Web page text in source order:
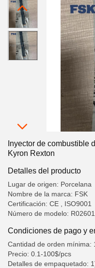
Rexton
Inyector de combustible
Kyron Rexton
Detalles del producto
Lugar de origen: Porcelana
Nombre de la marca: FSK
Certificación: CE , ISO9001
Número de modelo:
Condiciones de pago y
Cantidad de orden mínima:
Precio: 0.1-100$/pcs
Detalles de empaquetado: